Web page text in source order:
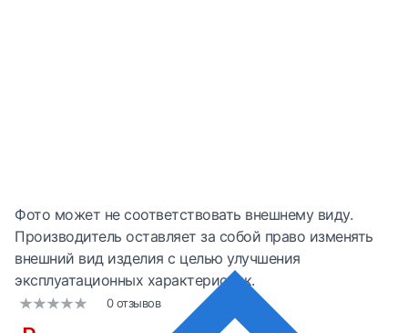
Фото может не соответствовать внешнему виду.
Производитель оставляет за собой право изменять
внешний вид изделия с целью улучшения
эксплуатационных характеристик.
0 отзывов